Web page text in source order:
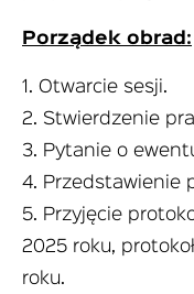
Porządek obrad:
1. Otwarcie sesji.
2. Stwierdzenie
3. Pytanie o
4. Przedstawienie
5. Przyjęcie
2025 roku,
roku.